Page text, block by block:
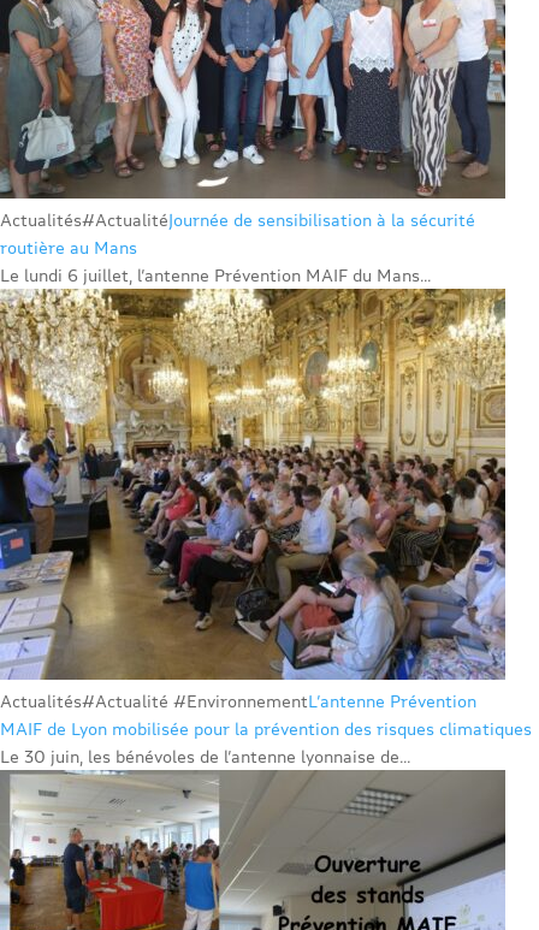
Actualités#ActualitéJournée de sensibilisation à la sécurité
routière au Mans
Le lundi 6 juillet, l’antenne Prévention MAIF du Mans...
Actualités#Actualité #EnvironnementL’antenne Prévention
MAIF de Lyon mobilisée pour la prévention des risques climatiques
Le 30 juin, les bénévoles de l’antenne lyonnaise de...